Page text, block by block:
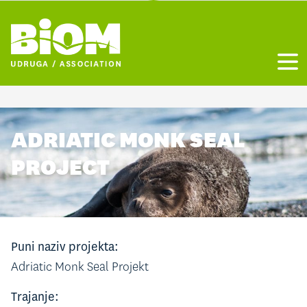
ADRIATIC MONK SEAL
PROJECT
Puni naziv projekta:
Adriatic Monk Seal Projekt
Trajanje: